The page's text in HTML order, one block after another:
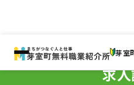
芽室
お菓子
求